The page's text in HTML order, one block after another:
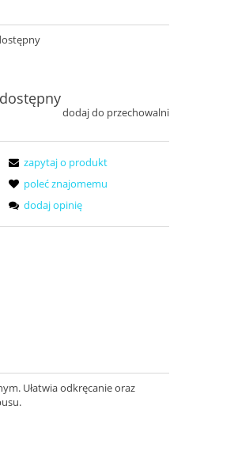
dodaj do przechowalni
zapytaj o produkt
poleć znajomemu
dodaj opinię
Ułatwia odkręcanie oraz